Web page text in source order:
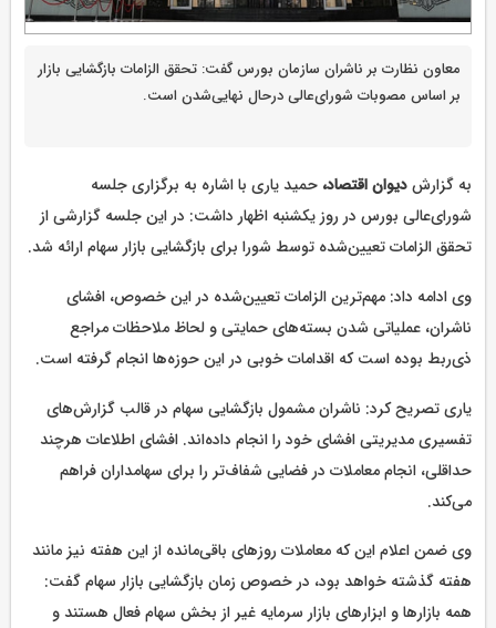
معاون نظارت بر ناشران سازمان بورس گفت: تحقق الزامات بازگشایی بازار
بر اساس مصوبات شورای‌عالی درحال نهایی‌شدن است.
به گزارشدیوان اقتصاد، حمید یاری با اشاره به برگزاری جلسه
شورای‌عالی بورس در روز یکشنبه اظهار داشت: در این جلسه گزارشی از
تحقق الزامات تعیین‌‌شده توسط شورا برای بازگشایی بازار سهام ارائه شد.
وی ادامه داد: مهم‌ترین الزامات تعیین‌شده در این خصوص، افشای
ناشران، عملیاتی شدن بسته‌های حمایتی و لحاظ ملاحظات مراجع
ذی‌ربط بوده است که اقدامات خوبی در این حوزه‌ها انجام گرفته است.
یاری تصریح کرد: ناشران مشمول بازگشایی سهام در قالب گزارش‌های
تفسیری مدیریتی افشای خود را انجام داده‌اند. افشای اطلاعات هرچند
حداقلی، انجام معاملات در فضایی شفاف‌تر را برای سهامداران فراهم
می‌‌کند.
وی ضمن اعلام این که معاملات روزهای باقی‌مانده از این هفته نیز مانند
هفته‌ گذشته خواهد بود، در خصوص زمان بازگشایی بازار سهام گفت:
همه بازارها و ابزارهای بازار سرمایه غیر از بخش سهام فعال هستند و